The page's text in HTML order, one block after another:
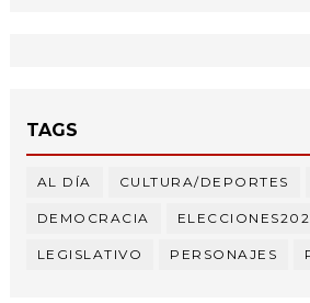
TAGS
AL DÍA CULTURA/DEPORTES
DEMOCRACIA
LEGISLATIVO PERSONAJES